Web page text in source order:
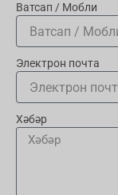
Ватсап / Мобли
Электрон почта
Хәбәр